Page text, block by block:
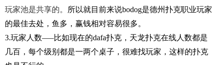
玩家池是共享的。
所以就目前来说bodog是德州扑克职业玩家
的最佳去处，鱼多，赢钱相对容易很多。
3.玩家人数—–比如现在的dafa扑克，天龙扑克在线人数都是
几百，每个级别都是一两个桌子，很难找玩家，这样的扑克